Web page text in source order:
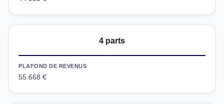
4 parts
PLAFOND DE REVENUS
55 668 €